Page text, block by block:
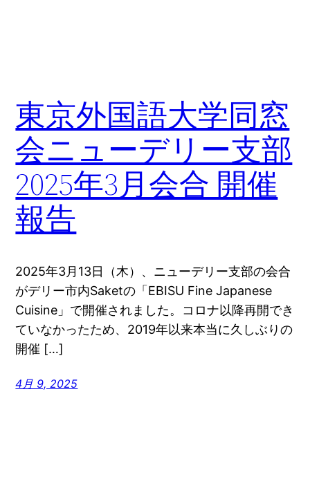
東京外国語大学同窓
会ニューデリー支部
2025年3月会合 開催
報告
2025年3月13日（木）、ニューデリー支部の会合
がデリー市内Saketの「EBISU Fine Japanese
Cuisine」で開催されました。コロナ以降再開でき
ていなかったため、2019年以来本当に久しぶりの
開催 […]
4月 9, 2025